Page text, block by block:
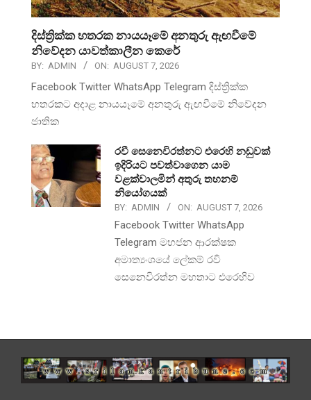
දිස්ත්‍රික්ක හතරක නායයෑමේ අනතුරු ඇඟවීමේ
නිවේදන යාවත්කාලීන කෙරේ
BY: ADMIN ON: AUGUST 7, 2026
Facebook Twitter WhatsApp Telegram දිස්ත්‍රික්ක
හතරකට අදාළ නායයෑමේ අනතුරු ඇඟවීමේ නිවේදන
ජාතික
රවී සෙනෙවිරත්නට එරෙහි නඩුවක්
ඉදිරියට පවත්වාගෙන යාම
වළක්වාලමින් අතුරු තහනම්
නියෝගයක්
BY: ADMIN ON: AUGUST 7, 2026
Facebook Twitter WhatsApp
Telegram මහජන ආරක්ෂක
අමාත්‍යංශයේ ලේකම් රවි
සෙනෙවිරත්න මහතාට එරෙහිව